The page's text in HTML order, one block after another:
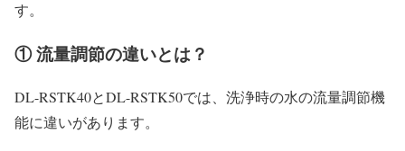
す。
① 流量調節の違いとは？
DL-RSTK40とDL-RSTK50では、洗浄時の水の流量調節機
能に違いがあります。